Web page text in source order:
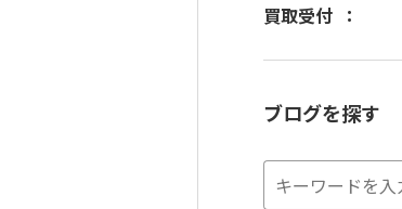
買取受付
ブログを探す